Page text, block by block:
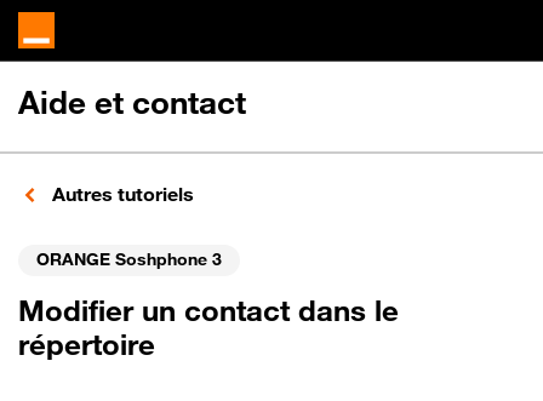
Aide et contact
Autres tutoriels
ORANGE Soshphone 3
Modifier un contact dans le
répertoire